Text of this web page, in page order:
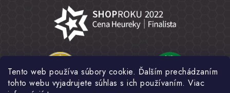
Tento web používa súbory cookie. Ďalším prechádzaním
tohto webu vyjadrujete súhlas s ich používaním. Viac
Hodnotenie obchodu
Obchodné podmienky
Ochrana osobných údajov
Kamenná predajňa
Fotogaléria
Novinky